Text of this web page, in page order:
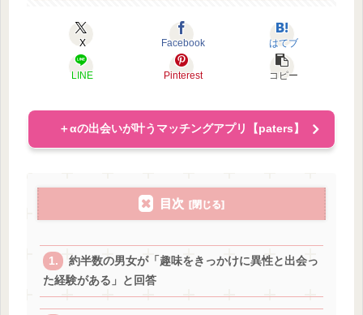
X Facebook はてブ
LINE Pinterest コピー
＋αの出会いが叶うマッチングアプリ【paters】
目次
約半数の男女が「趣味をきっかけに異性と出会っ
た経験がある」と回答